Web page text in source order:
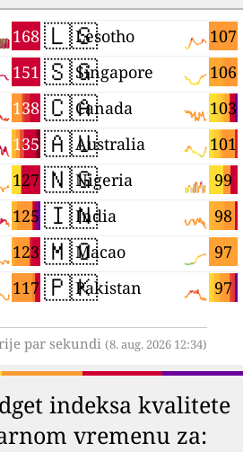
168
151
138
135
127
125
123
117
🇱🇸 107
Lesotho
🇸🇬 106
Singapore
🇨🇦 103
Canada
🇦🇺 101
Australia
🇳🇬 99
Nigeria
🇮🇳 98
India
🇲🇴 97
Macao
🇵🇰 97
Pakistan
par sekundi (8. aug. 2026 12:34)
indeksa kvalitete
vremenu za: